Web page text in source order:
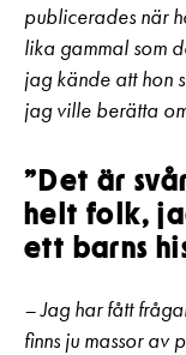
publicerades när
lika gammal som
jag kände att hon
jag ville berätta
”Det är
helt folk,
ett barns
– Jag har fått
finns ju massor av